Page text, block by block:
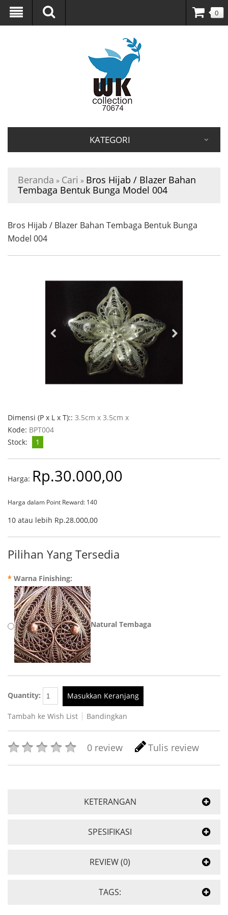
0
KATEGORI
Beranda » Cari » Bros Hijab / Blazer Bahan
Tembaga Bentuk Bunga Model 004
Bros Hijab / Blazer Bahan Tembaga Bentuk Bunga
Model 004
Dimensi (P x L x T):: 3.5cm x 3.5cm x
Kode: BPT004
Stock:
1
Harga: Rp.30.000,00
Harga dalam Point Reward: 140
10 atau lebih Rp.28.000,00
Pilihan Yang Tersedia
* Warna Finishing:
Natural Tembaga
Quantity: Masukkan Keranjang
Tambah ke Wish List Bandingkan
0 review Tulis review
KETERANGAN
SPESIFIKASI
REVIEW (0)
TAGS: